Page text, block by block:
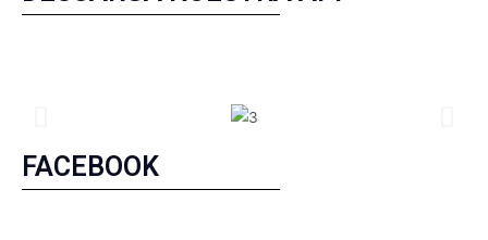
FACEBOOK